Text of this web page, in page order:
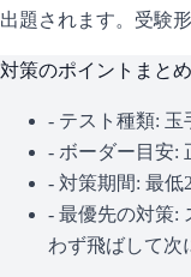
出題されます。 受験
対策のポイントまとめ
- テスト種類: 玉
- ボーダー目安:
- 対策期間: 最低
- 最優先の対策:
わず飛ばして次